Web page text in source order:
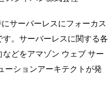
サーバーレスにフォーカス
。サーバーレスに関する各
どをアマゾン ウェブ サー
ーションアーキテクトが発